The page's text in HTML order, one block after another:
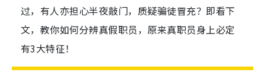
过，有人亦担心半夜敲门，质疑骗徒冒充？即看下
文，教你如何分辨真假职员，原来真职员身上必定
有3大特征！